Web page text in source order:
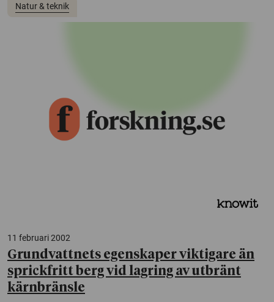
Natur & teknik
11 februari 2002
Grundvattnets egenskaper viktigare än
sprickfritt berg vid lagring av utbränt
kärnbränsle